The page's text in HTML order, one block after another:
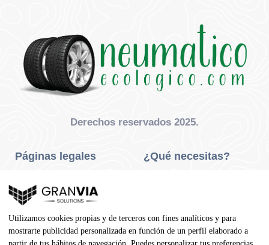
Derechos reservados 2025.
Páginas legales
Privacidad Y Cookies
Aviso Legal
Condiciones De Compra
¿Qué necesitas?
Neumáticos Agrícola
Utilizamos cookies propias y de terceros con fines analíticos y para
mostrarte publicidad personalizada en función de un perfil elaborado a